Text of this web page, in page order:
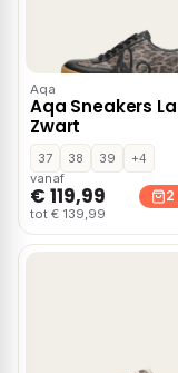
Aqa
Aqa Sneakers
Zwart
37 38 39
+4
vanaf
€ 119,99
tot € 139,99
2